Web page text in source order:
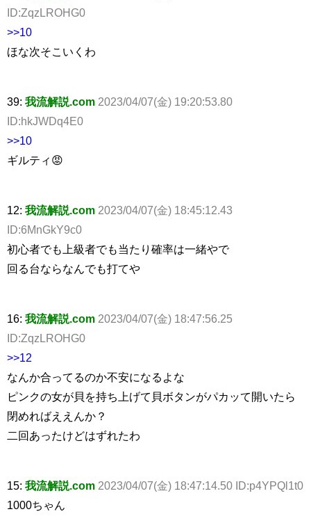
ID:ZqzLROHG0
>>10
ほな次そこいくわ
39: 我流解説.com 2023/04/07(金) 19:20:53.80
ID:hkJWDq4E0
>>10
ギルティ😡
12: 我流解説.com 2023/04/07(金) 18:45:12.43
ID:6MnGkY9c0
初心者でも上級者でも当たり確率は一緒やで
回る台ならなんでも打てや
16: 我流解説.com 2023/04/07(金) 18:47:56.25
ID:ZqzLROHG0
>>12
なんか合ってるのか不安になるよな
ピンクの女が貝を持ち上げて貝ボタンがパカッて開いたら
閉めればええんか？
二回あったけどはずれたわ
15: 我流解説.com 2023/04/07(金) 18:47:14.50 ID:p4YPQl1t0
1000ちゃん